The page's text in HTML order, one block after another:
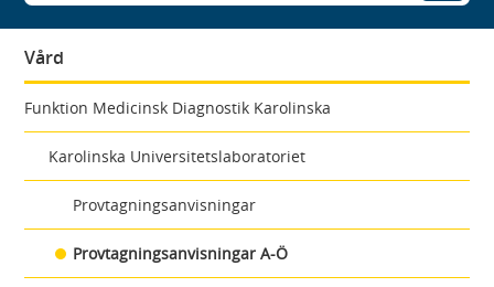
Vård
Funktion Medicinsk Diagnostik Karolinska
Karolinska Universitetslaboratoriet
Provtagningsanvisningar
Provtagningsanvisningar A-Ö